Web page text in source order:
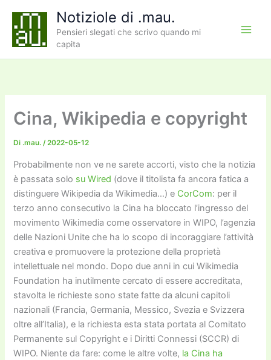
contenuto
Notiziole di .mau.
Pensieri slegati che scrivo quando mi
capita
Cina, Wikipedia e copyright
Di .mau./2022-05-12
Probabilmente non ve ne sarete accorti, visto che la notizia
è passata solo su Wired (dove il titolista fa ancora fatica a
distinguere Wikipedia da Wikimedia…) e CorCom: per il
terzo anno consecutivo la Cina ha bloccato l’ingresso del
movimento Wikimedia come osservatore in WIPO, l’agenzia
delle Nazioni Unite che ha lo scopo di incoraggiare l’attività
creativa e promuovere la protezione della proprietà
intellettuale nel mondo. Dopo due anni in cui Wikimedia
Foundation ha inutilmente cercato di essere accreditata,
stavolta le richieste sono state fatte da alcuni capitoli
nazionali (Francia, Germania, Messico, Svezia e Svizzera
oltre all’Italia), e la richiesta esta stata portata al Comitato
Permanente sul Copyright e i Diritti Connessi (SCCR) di
WIPO. Niente da fare: come le altre volte, la Cina ha